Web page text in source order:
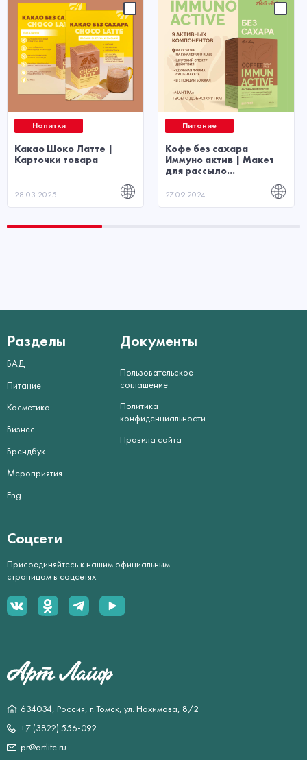
Напитки
Какао Шоко Латте |
Карточки товара
28.03.2025
Питание
Кофе без сахара
Иммуно актив | Макет
для рассыло...
27.09.2024
634034, Россия, г. Томск, ул. Нахимова, 8/2
+7 (3822) 556-092
pr@artlife.ru
Разделы
БАД
Питание
Косметика
Бизнес
Брендбук
Мероприятия
Eng
Документы
Пользовательское
соглашение
Политика
конфиденциальности
Правила сайта
Соцсети
Присоединяйтесь к нашим официальным
страницам в соцсетях